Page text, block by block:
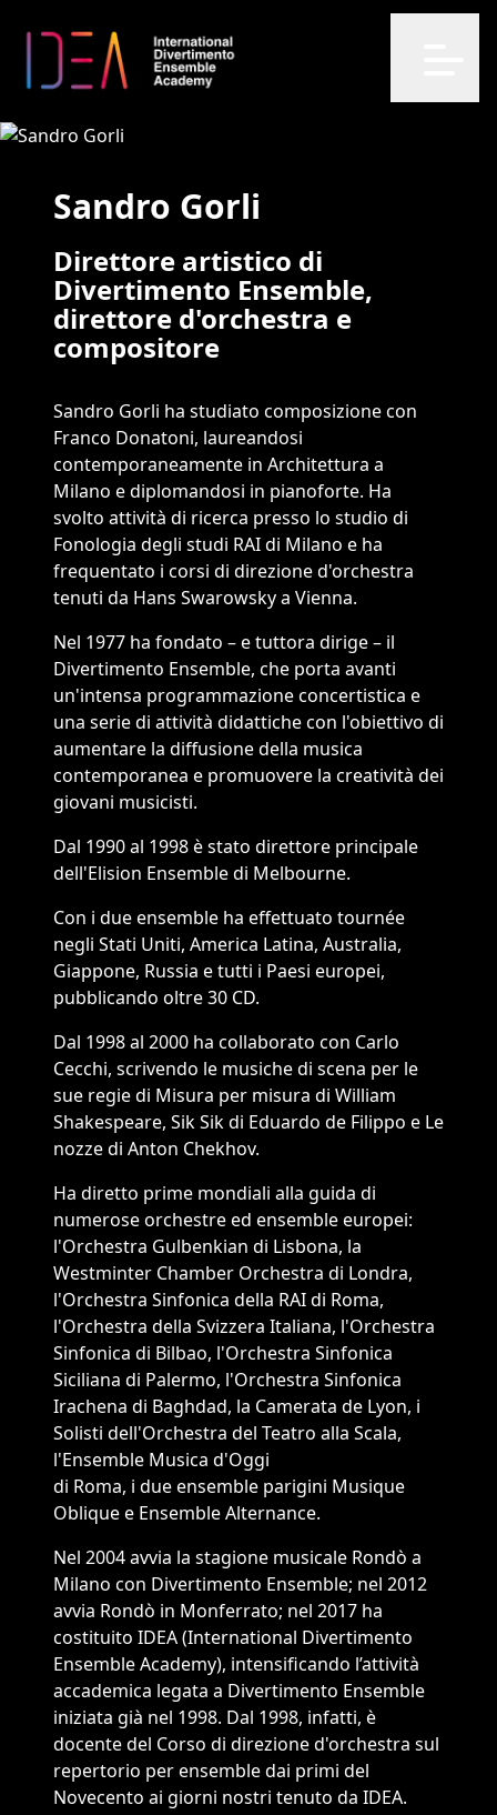
Sandro Gorli
Direttore artistico di
Divertimento Ensemble,
direttore d'orchestra e
compositore
Sandro Gorli ha studiato composizione con
Franco Donatoni, laureandosi
contemporaneamente in Architettura a
Milano e diplomandosi in pianoforte. Ha
svolto attività di ricerca presso lo studio di
Fonologia degli studi RAI di Milano e ha
frequentato i corsi di direzione d'orchestra
tenuti da Hans Swarowsky a Vienna.
Nel 1977 ha fondato – e tuttora dirige – il
Divertimento Ensemble, che porta avanti
un'intensa programmazione concertistica e
una serie di attività didattiche con l'obiettivo di
aumentare la diffusione della musica
contemporanea e promuovere la creatività dei
giovani musicisti.
Dal 1990 al 1998 è stato direttore principale
dell'Elision Ensemble di Melbourne.
Con i due ensemble ha effettuato tournée
negli Stati Uniti, America Latina, Australia,
Giappone, Russia e tutti i Paesi europei,
pubblicando oltre 30 CD.
Dal 1998 al 2000 ha collaborato con Carlo
Cecchi, scrivendo le musiche di scena per le
sue regie di Misura per misura di William
Shakespeare, Sik Sik di Eduardo de Filippo e Le
nozze di Anton Chekhov.
Ha diretto prime mondiali alla guida di
numerose orchestre ed ensemble europei:
l'Orchestra Gulbenkian di Lisbona, la
Westminter Chamber Orchestra di Londra,
l'Orchestra Sinfonica della RAI di Roma,
l'Orchestra della Svizzera Italiana, l'Orchestra
Sinfonica di Bilbao, l'Orchestra Sinfonica
Siciliana di Palermo, l'Orchestra Sinfonica
Irachena di Baghdad, la Camerata de Lyon, i
Solisti dell'Orchestra del Teatro alla Scala,
l'Ensemble Musica d'Oggi
di Roma, i due ensemble parigini Musique
Oblique e Ensemble Alternance.
Nel 2004 avvia la stagione musicale Rondò a
Milano con Divertimento Ensemble; nel 2012
avvia Rondò in Monferrato; nel 2017 ha
costituito IDEA (International Divertimento
Ensemble Academy), intensificando l’attività
accademica legata a Divertimento Ensemble
iniziata già nel 1998. Dal 1998, infatti, è
docente del Corso di direzione d'orchestra sul
repertorio per ensemble dai primi del
Novecento ai giorni nostri tenuto da IDEA.